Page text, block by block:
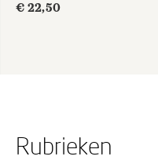
€ 22,50
Rubrieken